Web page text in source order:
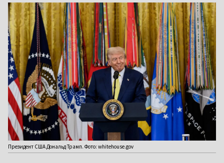
Президент США Дональд Трамп. Фото: whitehouse.gov